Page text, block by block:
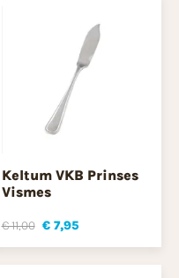
Keltum VKB Prinses
Vismes
€ 11,00 € 7,95